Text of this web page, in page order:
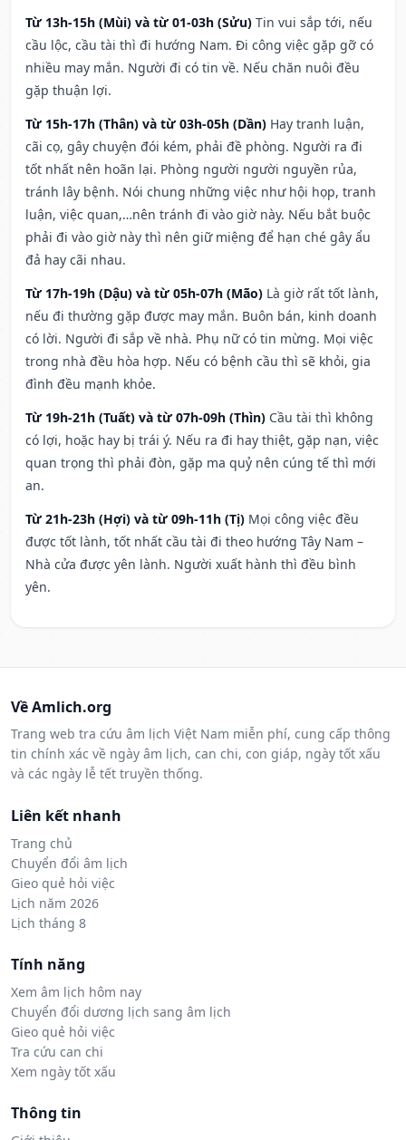
Từ 13h-15h (Mùi) và từ 01-03h (Sửu) Tin vui sắp tới, nếu
cầu lộc, cầu tài thì đi hướng Nam. Đi công việc gặp gỡ có
nhiều may mắn. Người đi có tin về. Nếu chăn nuôi đều
gặp thuận lợi.
Từ 15h-17h (Thân) và từ 03h-05h (Dần) Hay tranh luận,
cãi cọ, gây chuyện đói kém, phải đề phòng. Người ra đi
tốt nhất nên hoãn lại. Phòng người người nguyền rủa,
tránh lây bệnh. Nói chung những việc như hội họp, tranh
luận, việc quan,…nên tránh đi vào giờ này. Nếu bắt buộc
phải đi vào giờ này thì nên giữ miệng để hạn ché gây ẩu
đả hay cãi nhau.
Từ 17h-19h (Dậu) và từ 05h-07h (Mão) Là giờ rất tốt lành,
nếu đi thường gặp được may mắn. Buôn bán, kinh doanh
có lời. Người đi sắp về nhà. Phụ nữ có tin mừng. Mọi việc
trong nhà đều hòa hợp. Nếu có bệnh cầu thì sẽ khỏi, gia
đình đều mạnh khỏe.
Từ 19h-21h (Tuất) và từ 07h-09h (Thìn) Cầu tài thì không
có lợi, hoặc hay bị trái ý. Nếu ra đi hay thiệt, gặp nạn, việc
quan trọng thì phải đòn, gặp ma quỷ nên cúng tế thì mới
an.
Từ 21h-23h (Hợi) và từ 09h-11h (Tị) Mọi công việc đều
được tốt lành, tốt nhất cầu tài đi theo hướng Tây Nam –
Nhà cửa được yên lành. Người xuất hành thì đều bình
yên.
Về Amlich.org
Trang web tra cứu âm lịch Việt Nam miễn phí, cung cấp thông
tin chính xác về ngày âm lịch, can chi, con giáp, ngày tốt xấu
và các ngày lễ tết truyền thống.
Liên kết nhanh
Trang chủ
Chuyển đổi âm lịch
Gieo quẻ hỏi việc
Lịch năm 2026
Lịch tháng 8
Tính năng
Xem âm lịch hôm nay
Chuyển đổi dương lịch sang âm lịch
Gieo quẻ hỏi việc
Tra cứu can chi
Xem ngày tốt xấu
Thông tin